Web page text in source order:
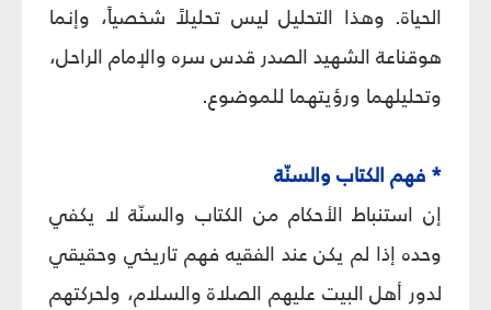
الحياة. وهذا التحليل ليس تحليلاً شخصياً، وإنما
هوقناعة الشهيد الصدر قدس سره والإمام الراحل،
وتحليلهما ورؤيتهما للموضوع.
* فهم الكتاب والسنّة
إن استنباط الأحكام من الكتاب والسنّة لا يكفي
وحده إذا لم يكن عند الفقيه فهم تاريخي وحقيقي
لدور أهل البيت عليهم الصلاة والسلام، ولحركتهم